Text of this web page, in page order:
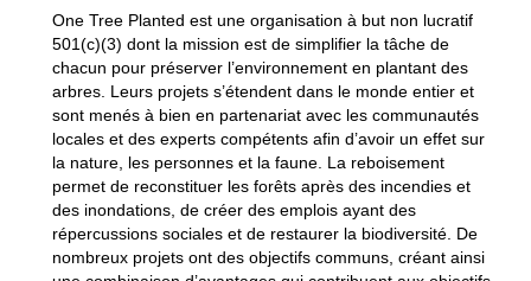
One Tree Planted est une organisation à but non lucratif
501(c)(3) dont la mission est de simplifier la tâche de
chacun pour préserver l’environnement en plantant des
arbres. Leurs projets s’étendent dans le monde entier et
sont menés à bien en partenariat avec les communautés
locales et des experts compétents afin d’avoir un effet sur
la nature, les personnes et la faune. La reboisement
permet de reconstituer les forêts après des incendies et
des inondations, de créer des emplois ayant des
répercussions sociales et de restaurer la biodiversité. De
nombreux projets ont des objectifs communs, créant ainsi